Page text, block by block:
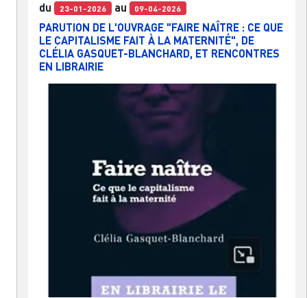
du 23-01-2026 au 09-04-2026
PARUTION DE L'OUVRAGE "FAIRE NAÎTRE : CE QUE
LE CAPITALISME FAIT À LA MATERNITÉ", DE
CLÉLIA GASQUET-BLANCHARD, ET RENCONTRES
EN LIBRAIRIE